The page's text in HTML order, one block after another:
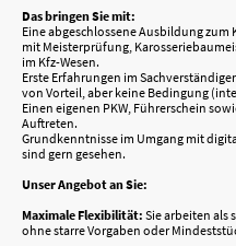
Das bringen Sie mit:
Eine abgeschlossene Ausbildung
mit Meisterprüfung,
im Kfz-Wesen.
Erste Erfahrungen im
von Vorteil, aber keine Bedingung
Einen eigenen PKW, Führerschein
Auftreten.
Grundkenntnisse im Umgang mit
sind gern gesehen.
Unser Angebot an Sie:
Maximale Flexibilität: Sie arbeiten als
ohne starre Vorgaben oder